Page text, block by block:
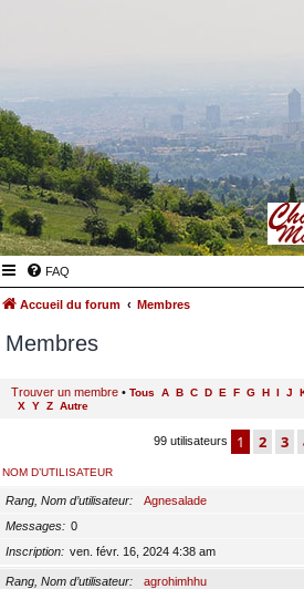
FAQ
Accueil du forum Membres
Membres
Trouver un membre • Tous A B C D E F G H I J
X Y Z Autre
99 utilisateurs 1 2 3
NOM D’UTILISATEUR
Rang, Nom d’utilisateur
Agnesalade
Messages
0
Inscription
ven. févr. 16, 2024 4:38 am
Rang, Nom d’utilisateur
agrohimhhu